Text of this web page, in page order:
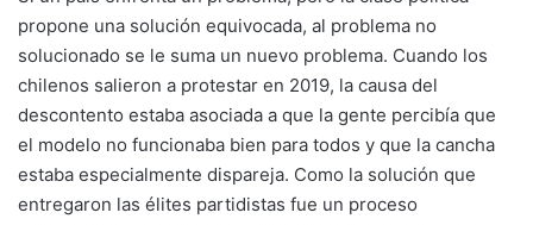
propone una solución equivocada, al problema no
solucionado se le suma un nuevo problema. Cuando los
chilenos salieron a protestar en 2019, la causa del
descontento estaba asociada a que la gente percibía que
el modelo no funcionaba bien para todos y que la cancha
estaba especialmente dispareja. Como la solución que
entregaron las élites partidistas fue un proceso